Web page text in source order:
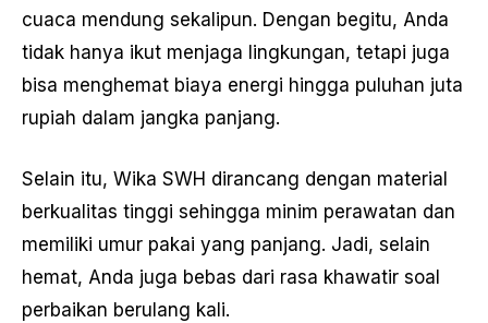
cuaca mendung sekalipun. Dengan begitu, Anda
tidak hanya ikut menjaga lingkungan, tetapi juga
bisa menghemat biaya energi hingga puluhan juta
rupiah dalam jangka panjang.
Selain itu, Wika SWH dirancang dengan material
berkualitas tinggi sehingga minim perawatan dan
memiliki umur pakai yang panjang. Jadi, selain
hemat, Anda juga bebas dari rasa khawatir soal
perbaikan berulang kali.